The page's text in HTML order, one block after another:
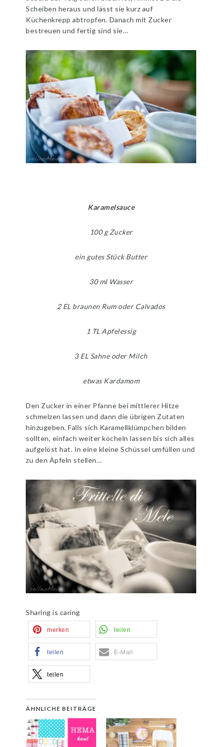
Scheiben heraus und lässt sie kurz auf
Küchenkrepp abtropfen. Danach mit Zucker
bestreuen und fertig sind sie…
Karamelsauce
100 g Zucker
ein gutes Stück Butter
30 ml Wasser
2 EL braunen Rum oder Calvados
1 TL Apfelessig
3 EL Sahne oder Milch
etwas Kardamom
Den Zucker in einer Pfanne bei mittlerer Hitze
schmelzen lassen und dann die übrigen Zutaten
hinzugeben. Falls sich Karamellklümpchen bilden
sollten, einfach weiter köcheln lassen bis sich alles
aufgelöst hat. In eine kleine Schüssel umfüllen und
zu den Äpfeln stellen…
Sharing is caring
merken teilen
teilen E-Mail
teilen
ÄHNLICHE BEITRÄGE